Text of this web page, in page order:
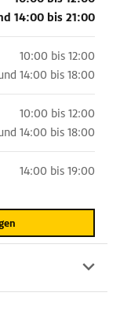
14:00 bis 21:00
10:00 bis 12:00
14:00 bis 18:00
10:00 bis 12:00
14:00 bis 18:00
14:00 bis 19:00